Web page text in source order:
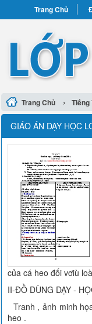
Trang Chủ
Trang Chủ › Tiếng
GIÁO ÁN DẠY HỌC
của cá heo đối vơiù
II-ĐỒ DÙNG DẠY -
Tranh , ảnh minh
heo .